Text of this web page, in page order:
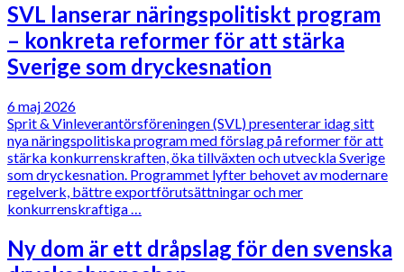
SVL lanserar näringspolitiskt program
– konkreta reformer för att stärka
Sverige som dryckesnation
6 maj 2026
Sprit & Vinleverantörsföreningen (SVL) presenterar idag sitt
nya näringspolitiska program med förslag på reformer för att
stärka konkurrenskraften, öka tillväxten och utveckla Sverige
som dryckesnation. Programmet lyfter behovet av modernare
regelverk, bättre exportförutsättningar och mer
konkurrenskraftiga …
Ny dom är ett dråpslag för den svenska